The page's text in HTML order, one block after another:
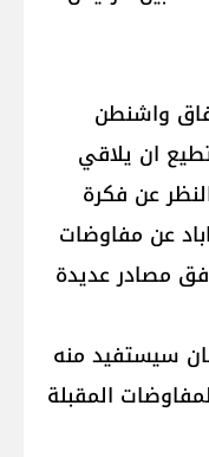
واشنطن
ان يلاقي
عن فكرة
عن مفاوضات
مصادر عديدة
سيستفيد منه
المقبلة